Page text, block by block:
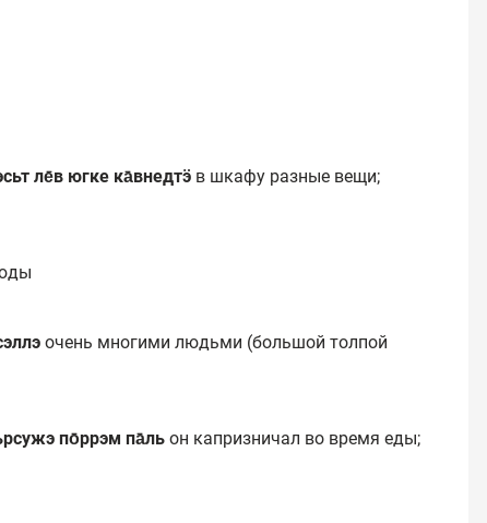
ле̄в югке ка̄внедтӭ в шкафу разные вещи;
очень многими людьми (большой толпой
по̄ррэм па̄ль он капризничал во время еды;